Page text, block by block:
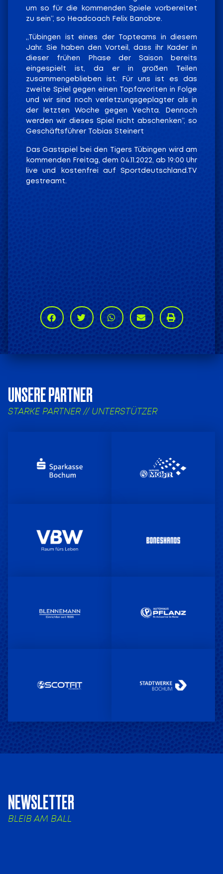
um so für die kommenden Spiele vorbereitet
zu sein“, so Headcoach Felix Banobre.
„Tübingen ist eines der Topteams in diesem
Jahr. Sie haben den Vorteil, dass ihr Kader in
dieser frühen Phase der Saison bereits
eingespielt ist, da er in großen Teilen
zusammengeblieben ist. Für uns ist es das
zweite Spiel gegen einen Topfavoriten in Folge
und wir sind noch verletzungsgeplagter als in
der letzten Woche gegen Vechta. Dennoch
werden wir dieses Spiel nicht abschenken“, so
Geschäftsführer Tobias Steinert
Das Gastspiel bei den Tigers Tübingen wird am
kommenden Freitag, dem 04.11.2022, ab 19:00 Uhr
live und kostenfrei auf Sportdeutschland.TV
gestreamt.
UNSERE PARTNER
STARKE PARTNER // UNTERSTÜTZER
NEWSLETTER
BLEIB AM BALL